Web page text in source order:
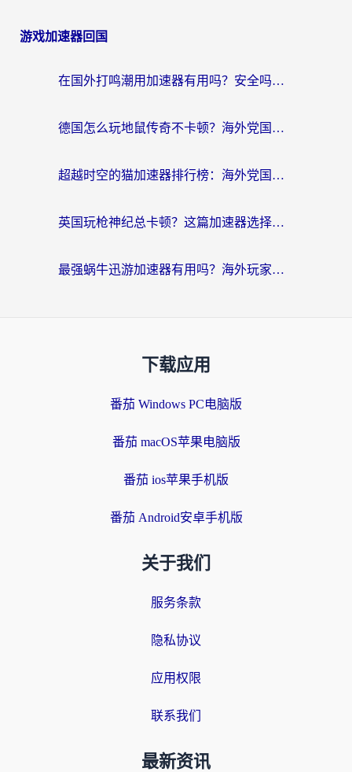
游戏加速器回国
在国外打鸣潮用加速器有用吗？安全吗？海外玩家国服游戏加速全指南
德国怎么玩地鼠传奇不卡顿？海外党国服游戏加速全攻略（含战双EVE实用指南）
超越时空的猫加速器排行榜：海外党国服游戏不卡顿的终极选择指南
英国玩枪神纪总卡顿？这篇加速器选择指南帮你告别延迟（附实测推荐）
最强蜗牛迅游加速器有用吗？海外玩家国服游戏加速避坑指南（附德国玩忍者必须死3流星蝴蝶剑解决办法）
下载应用
番茄 Windows PC电脑版
番茄 macOS苹果电脑版
番茄 ios苹果手机版
番茄 Android安卓手机版
关于我们
服务条款
隐私协议
应用权限
联系我们
最新资讯